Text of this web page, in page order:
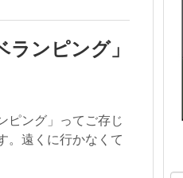
ンピング」
ピング」ってご存じ
。遠くに行かなくて